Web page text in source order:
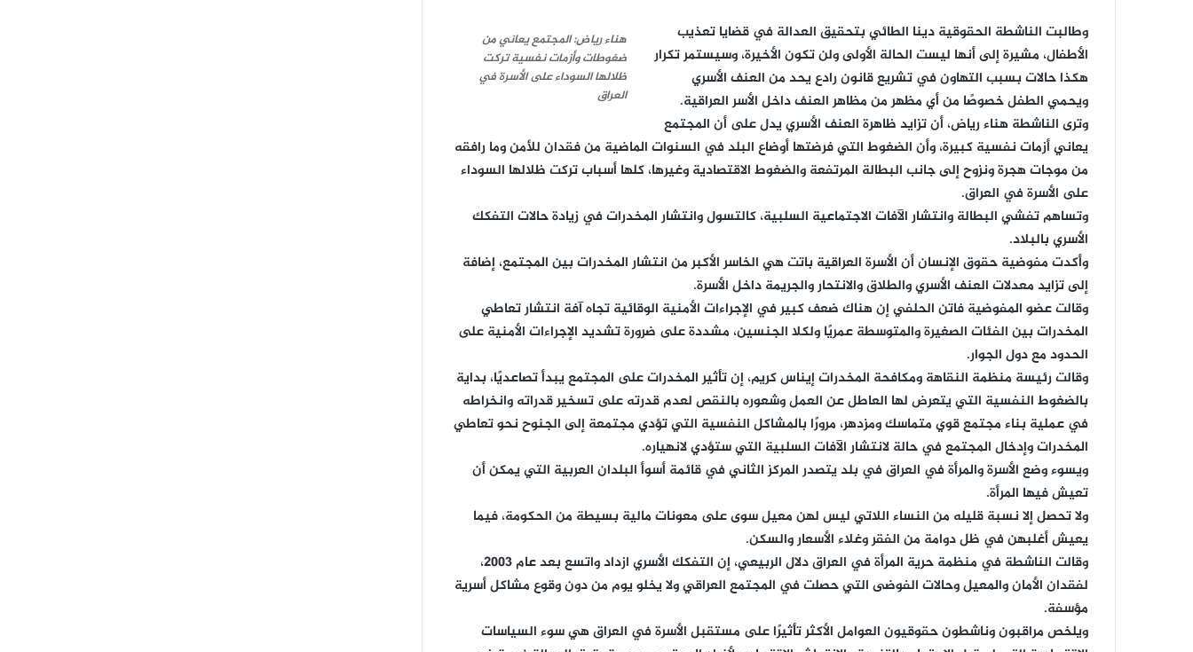
هناء رياض: المجتمع يعاني من
ضغوطات وأزمات نفسية تركت
ظلالها السوداء على الأسرة في
العراق
وطالبت الناشطة الحقوقية دينا الطائي بتحقيق العدالة في قضايا تعذيب
الأطفال، مشيرة إلى أنها ليست الحالة الأولى ولن تكون الأخيرة، وسيستمر تكرار
هكذا حالات بسبب التهاون في تشريع قانون رادع يحد من العنف الأسري
ويحمي الطفل خصوصًا من أي مظهر من مظاهر العنف داخل الأسر العراقية.
وترى الناشطة هناء رياض، أن تزايد ظاهرة العنف الأسري يدل على أن المجتمع
يعاني أزمات نفسية كبيرة، وأن الضغوط التي فرضتها أوضاع البلد في السنوات الماضية من فقدان للأمن وما رافقه
من موجات هجرة ونزوح إلى جانب البطالة المرتفعة والضغوط الاقتصادية وغيرها، كلها أسباب تركت ظلالها السوداء
على الأسرة في العراق.
وتساهم تفشي البطالة وانتشار الآفات الاجتماعية السلبية، كالتسول وانتشار المخدرات في زيادة حالات التفكك
الأسري بالبلاد.
وأكدت مفوضية حقوق الإنسان أن الأسرة العراقية باتت هي الخاسر الأكبر من انتشار المخدرات بين المجتمع، إضافة
إلى تزايد معدلات العنف الأسري والطلاق والانتحار والجريمة داخل الأسرة.
وقالت عضو المفوضية فاتن الحلفي إن هناك ضعف كبير في الإجراءات الأمنية الوقائية تجاه آفة انتشار تعاطي
المخدرات بين الفئات الصغيرة والمتوسطة عمريًا ولكلا الجنسين، مشددة على ضرورة تشديد الإجراءات الأمنية على
الحدود مع دول الجوار.
وقالت رئيسة منظمة النقاهة ومكافحة المخدرات إيناس كريم، إن تأثير المخدرات على المجتمع يبدأ تصاعديًا، بداية
بالضغوط النفسية التي يتعرض لها العاطل عن العمل وشعوره بالنقص لعدم قدرته على تسخير قدراته وانخراطه
في عملية بناء مجتمع قوي متماسك ومزدهر، مرورًا بالمشاكل النفسية التي تؤدي مجتمعة إلى الجنوح نحو تعاطي
المخدرات وإدخال المجتمع في حالة لانتشار الآفات السلبية التي ستؤدي لانهياره.
ويسوء وضع الأسرة والمرأة في العراق في بلد يتصدر المركز الثاني في قائمة أسوأ البلدان العربية التي يمكن أن
تعيش فيها المرأة.
ولا تحصل إلا نسبة قليله من النساء اللاتي ليس لهن معيل سوى على معونات مالية بسيطة من الحكومة، فيما
يعيش أغلبهن في ظل دوامة من الفقر وغلاء الأسعار والسكن.
وقالت الناشطة في منظمة حرية المرأة في العراق دلال الربيعي، إن التفكك الأسري ازداد واتسع بعد عام 2003،
لفقدان الأمان والمعيل وحالات الفوضى التي حصلت في المجتمع العراقي ولا يخلو يوم من دون وقوع مشاكل أسرية
مؤسفة.
ويلخص مراقبون وناشطون حقوقيون العوامل الأكثر تأثيرًا على مستقبل الأسرة في العراق هي سوء السياسات